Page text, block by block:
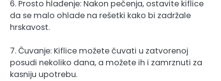
6. Prosto hlađenje: Nakon pečenja, ostavite kiflice
da se malo ohlade na rešetki kako bi zadržale
hrskavost.
7. Čuvanje: Kiflice možete čuvati u zatvorenoj
posudi nekoliko dana, a možete ih i zamrznuti za
kasniju upotrebu.